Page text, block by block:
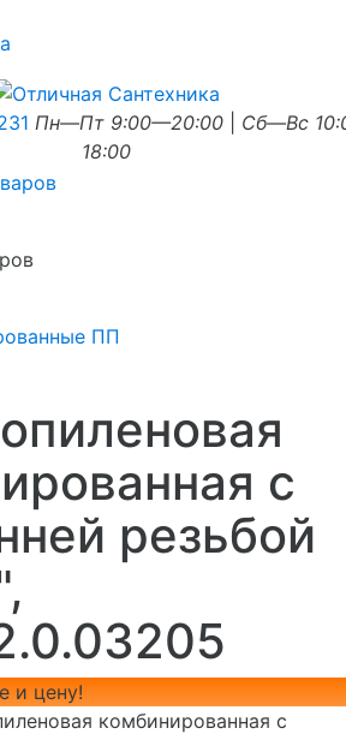
Пн—Пт 9:00—20:00
Сб—Вс
18:00
ПП
с
резьбой
и цену!